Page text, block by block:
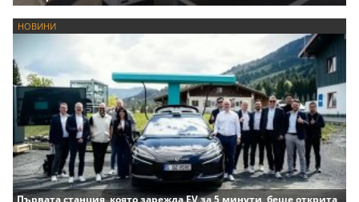
НОВИНИ
Първата станция, която зарежда EV за 5 минути, беше открита